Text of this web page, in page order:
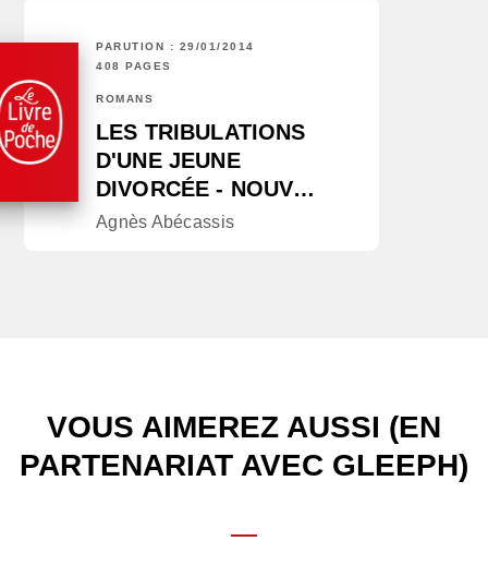
PARUTION : 29/01/2014
408 PAGES
ROMANS
LES TRIBULATIONS
D'UNE JEUNE
DIVORCÉE - NOUV…
Agnès Abécassis
VOUS AIMEREZ AUSSI (EN
PARTENARIAT AVEC GLEEPH)